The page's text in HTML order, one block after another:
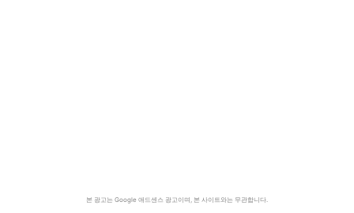
본 광고는 Google 애드센스 광고이며, 본 사이트와는 무관합니다.